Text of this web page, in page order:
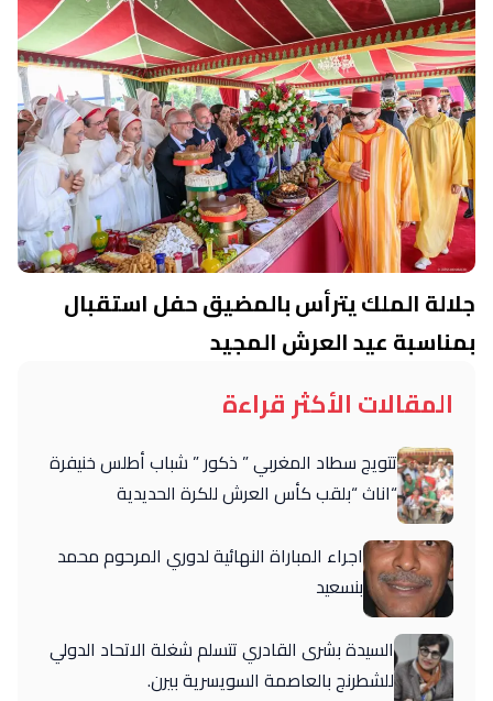
جلالة الملك يترأس بالمضيق حفل استقبال
بمناسبة عيد العرش المجيد
المقالات الأكثر قراءة
تتويج سطاد المغربي ” ذكور ” شباب أطلس خنيفرة
“اناث “بلقب كأس العرش للكرة الحديدية
اجراء المباراة النهائية لدوري المرحوم محمد
بنسعيد
السيدة بشرى القادري تتسلم شغلة الاتحاد الدولي
للشطرنج بالعاصمة السويسرية بيرن.